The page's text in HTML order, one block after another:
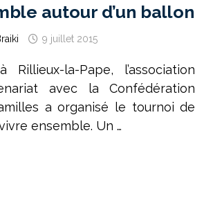
autour d’un ballon
9 juillet 2015
la-Pape, l’association
avec la Confédération
a organisé le tournoi de
ensemble. Un …